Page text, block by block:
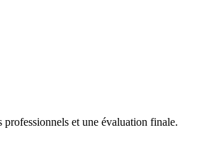
professionnels et une évaluation finale.